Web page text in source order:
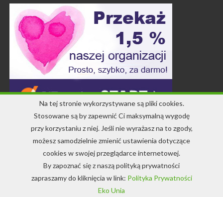
Kontakt
info-ekounia@eko.org.pl
Na tej stronie wykorzystywane są pliki cookies.
Stosowane są by zapewnić Ci maksymalną wygodę
przy korzystaniu z niej. Jeśli nie wyrażasz na to zgody,
możesz samodzielnie zmienić ustawienia dotyczące
cookies w swojej przeglądarce internetowej.
By zapoznać się z naszą polityką prywatności
zapraszamy do kliknięcia w link: Polityka Prywatności
Eko Unia